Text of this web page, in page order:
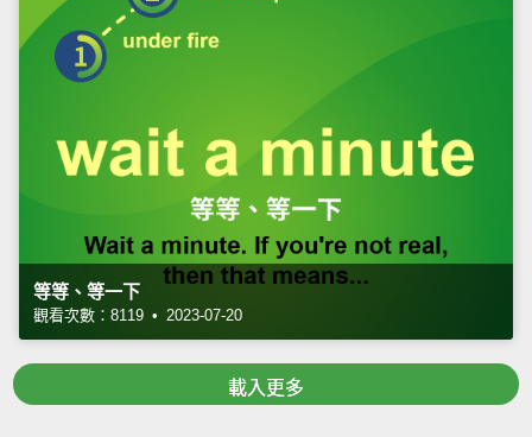
等等、等一下
觀看次數：8119 • 2023-07-20
載入更多